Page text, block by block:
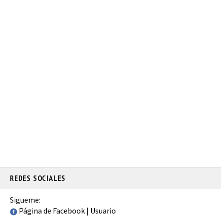
REDES SOCIALES
Sigueme:
Página de Facebook | Usuario